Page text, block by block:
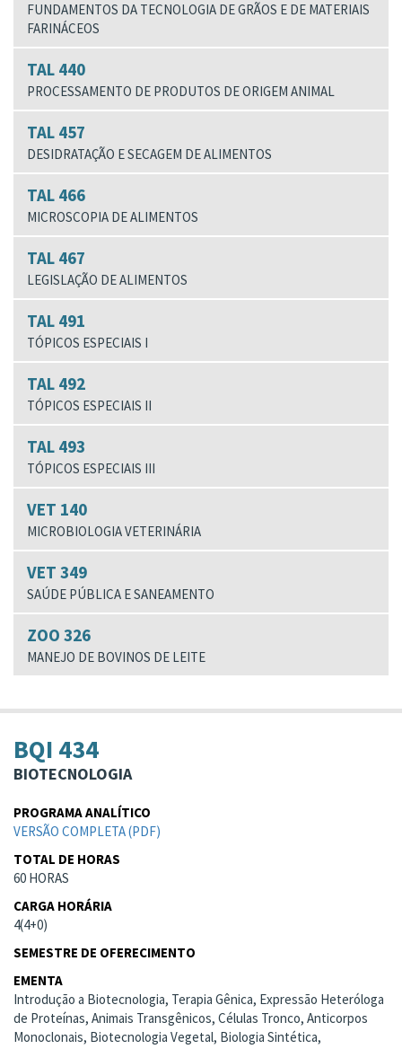
FUNDAMENTOS DA TECNOLOGIA DE GRÃOS E DE MATERIAIS
FARINÁCEOS
TAL 440
PROCESSAMENTO DE PRODUTOS DE ORIGEM ANIMAL
TAL 457
DESIDRATAÇÃO E SECAGEM DE ALIMENTOS
TAL 466
MICROSCOPIA DE ALIMENTOS
TAL 467
LEGISLAÇÃO DE ALIMENTOS
TAL 491
TÓPICOS ESPECIAIS I
TAL 492
TÓPICOS ESPECIAIS II
TAL 493
TÓPICOS ESPECIAIS III
VET 140
MICROBIOLOGIA VETERINÁRIA
VET 349
SAÚDE PÚBLICA E SANEAMENTO
ZOO 326
MANEJO DE BOVINOS DE LEITE
BQI 434
BIOTECNOLOGIA
PROGRAMA ANALÍTICO
VERSÃO COMPLETA (PDF)
TOTAL DE HORAS
60 HORAS
CARGA HORÁRIA
4(4+0)
SEMESTRE DE OFERECIMENTO
EMENTA
Introdução a Biotecnologia, Terapia Gênica, Expressão Heteróloga
de Proteínas, Animais Transgênicos, Células Tronco, Anticorpos
Monoclonais, Biotecnologia Vegetal, Biologia Sintética,